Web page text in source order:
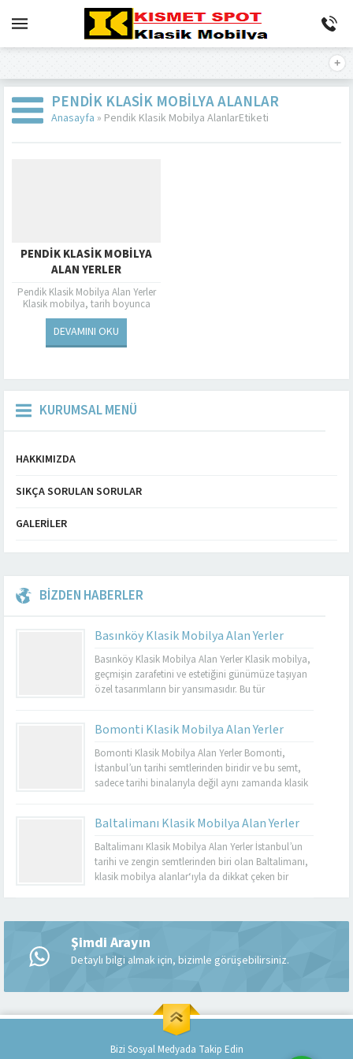
PENDIK KLASIK MOBILYA ALANLAR
Anasayfa » Pendik Klasik Mobilya AlanlarEtiketi
PENDIK KLASIK MOBILYA
ALAN YERLER
Pendik Klasik Mobilya Alan Yerler
Klasik mobilya, tarih boyunca
insanların yaşam alanlarını dekore
etmek ve kişiselleştirmek için
DEVAMINI OKU
KURUMSAL MENÜ
HAKKIMIZDA
SIKÇA SORULAN SORULAR
GALERILER
BİZDEN HABERLER
Basınköy Klasik Mobilya Alan Yerler
Basınköy Klasik Mobilya Alan Yerler Klasik mobilya,
geçmişin zarafetini ve estetiğini günümüze taşıyan
özel tasarımların bir yansımasıdır. Bu tür
mobilya alan yerler, bu tür özel parçaları
değerlendirmek isteyenler için mükemmel bir
seçenektir. Eğer siz de eski mobilyalarınızı satmayı...
Bomonti Klasik Mobilya Alan Yerler
Bomonti Klasik Mobilya Alan Yerler Bomonti,
İstanbul’un tarihi semtlerinden biridir ve bu semt,
sadece tarihi binalarıyla değil aynı zamanda klasik
bir semt olup, bu semtte klasik mobilyaları sevenler
için birçok seçenek sunmaktadır. Bomonti klasik
mobilya...
Baltalimanı Klasik Mobilya Alan Yerler
Baltalimanı Klasik Mobilya Alan Yerler İstanbul’un
tarihi ve zengin semtlerinden biri olan Baltalimanı,
klasik mobilya alanlar‘ıyla da dikkat çeken bir
mobilya ürünlerini bulabileceğiniz birçok
mağazaya ev sahipliği yapmaktadır. Bu makalede,
Baltalimanı klasik mobilya alan yerler hakkında...
Şimdi Arayın
Detaylı bilgi almak için, bizimle görüşebilirsiniz.
Bizi Sosyal Medyada Takip Edin
Cevap Yaz